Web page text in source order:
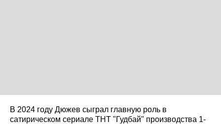
В 2024 году Дюжев сыграл главную роль в
сатирическом сериале ТНТ "Гудбай" производства 1-